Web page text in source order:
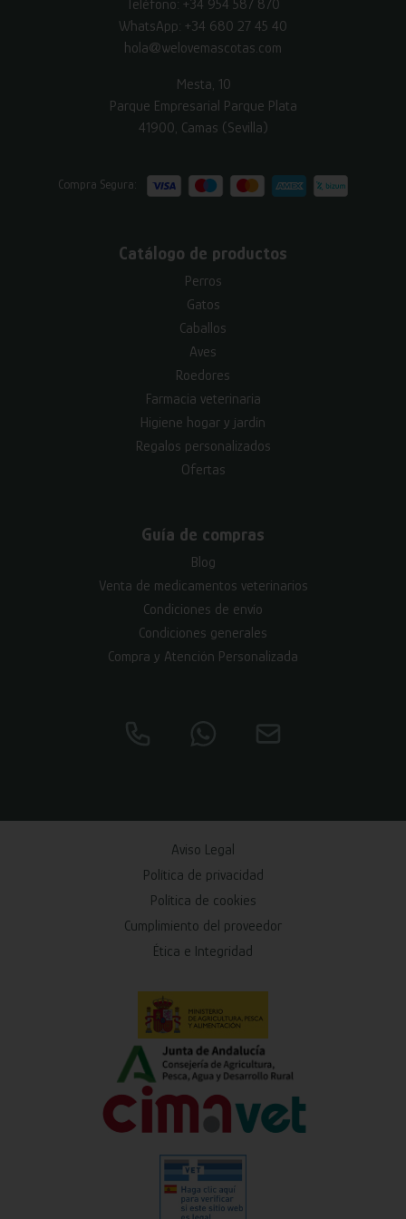
Teléfono: +34 954 587 870
WhatsApp: +34 680 27 45 40
hola@welovemascotas.com
Mesta, 10
Parque Empresarial Parque Plata
41900, Camas (Sevilla)
Compra Segura:
Catálogo de productos
Perros
Gatos
Caballos
Aves
Roedores
Farmacia veterinaria
Higiene hogar y jardín
Regalos personalizados
Ofertas
Guía de compras
Blog
Venta de medicamentos veterinarios
Condiciones de envío
Condiciones generales
Compra y Atención Personalizada
Aviso Legal
Política de privacidad
Política de cookies
Cumplimiento del proveedor
Ética e Integridad